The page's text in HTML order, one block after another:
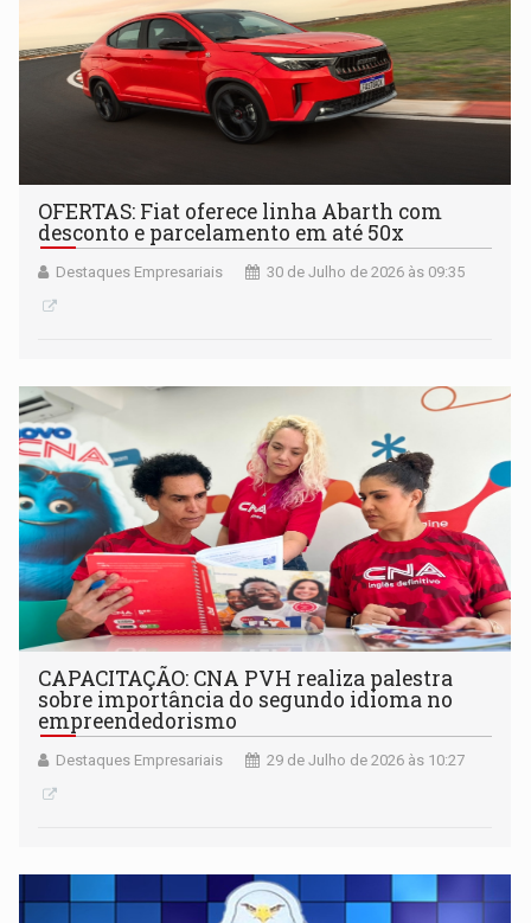
OFERTAS: Fiat oferece linha Abarth com
desconto e parcelamento em até 50x
Destaques Empresariais 30 de Julho de 2026 às 09:35
CAPACITAÇÃO: CNA PVH realiza palestra
sobre importância do segundo idioma no
empreendedorismo
Destaques Empresariais 29 de Julho de 2026 às 10:27